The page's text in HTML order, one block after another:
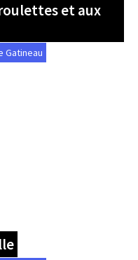
et aux
Gatineau